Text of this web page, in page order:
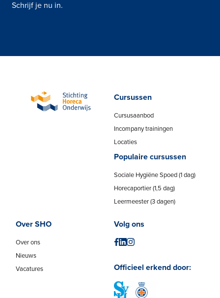
Schrijf je nu in.
Cursussen
Cursusaanbod
Incompany trainingen
Locaties
Populaire cursussen
Sociale Hygiëne Spoed (1 dag)
Horecaportier (1,5 dag)
Leermeester (3 dagen)
Over SHO
Over ons
Nieuws
Vacatures
Volg ons
Officieel erkend door: